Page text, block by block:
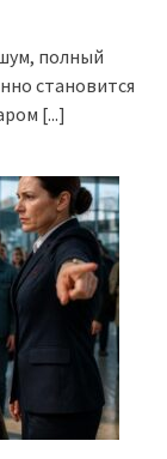
полный
становится
[...]